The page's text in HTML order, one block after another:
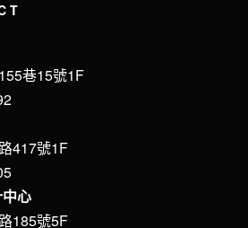
巷15號1F
417號1F
心
185號5F